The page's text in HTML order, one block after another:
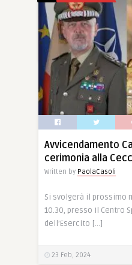
Si terrà giovedì 29
Camerini a Padova,
27 Feb, 2024
Avvicendamento
cerimonia alla
Written by PaolaCasoli
Si svolgerà il prossimo
10.30, presso il Centro
dell’Esercito […]
23 Feb, 2024